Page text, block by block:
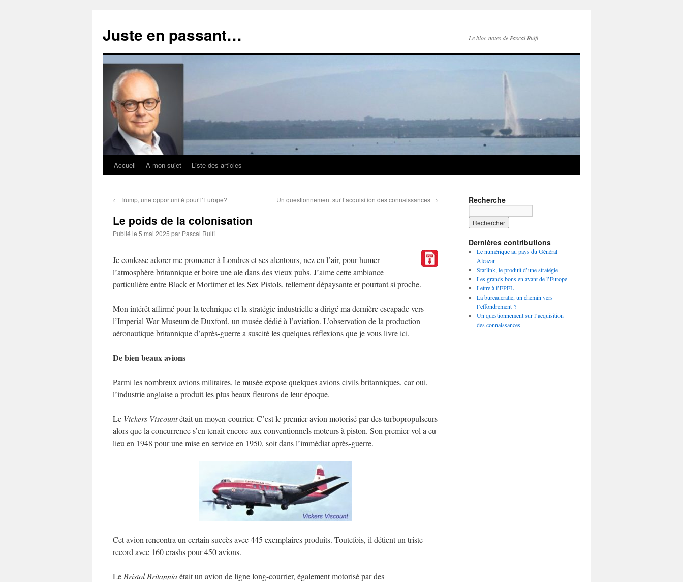
contenu
Juste en passant… Le bloc-notes de Pascal Rulfi
Accueil A mon sujet Liste des articles
← Trump, une opportunité pour l’Europe? Un questionnement sur l’acquisition des connaissances →
Le poids de la colonisation
Publié le 5 mai 2025 par Pascal Rulfi
Je confesse adorer me promener à Londres et ses alentours, nez en l’air, pour humer
l’atmosphère britannique et boire une ale dans des vieux pubs. J’aime cette ambiance
particulière entre Black et Mortimer et les Sex Pistols, tellement dépaysante et pourtant si proche.
Mon intérêt affirmé pour la technique et la stratégie industrielle a dirigé ma dernière escapade vers
l’Imperial War Museum de Duxford, un musée dédié à l’aviation. L’observation de la production
aéronautique britannique d’après-guerre a suscité les quelques réflexions que je vous livre ici.
De bien beaux avions
Parmi les nombreux avions militaires, le musée expose quelques avions civils britanniques, car oui,
l’industrie anglaise a produit les plus beaux fleurons de leur époque.
Le Vickers Viscountétait un moyen-courrier. C’est le premier avion motorisé par des turbopropulseurs
alors que la concurrence s’en tenait encore aux conventionnels moteurs à piston. Son premier vol a eu
lieu en 1948 pour une mise en service en 1950, soit dans l’immédiat après-guerre.
Cet avion rencontra un certain succès avec 445 exemplaires produits. Toutefois, il détient un triste
record avec 160 crashs pour 450 avions.
Le Bristol Britanniaétait un avion de ligne long-courrier, également motorisé par des
Recherche
Dernières contributions
Le numérique au pays du Général
Alcazar
Starlink, le produit d’une stratégie
Les grands bons en avant de l’Europe
Lettre à l’EPFL
La bureaucratie, un chemin vers
l’effondrement ?
Un questionnement sur l’acquisition
des connaissances